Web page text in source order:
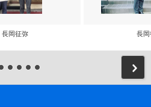
長岡征弥 長岡